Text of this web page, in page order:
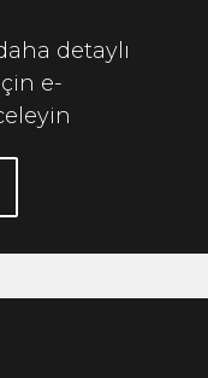
detaylı
e-